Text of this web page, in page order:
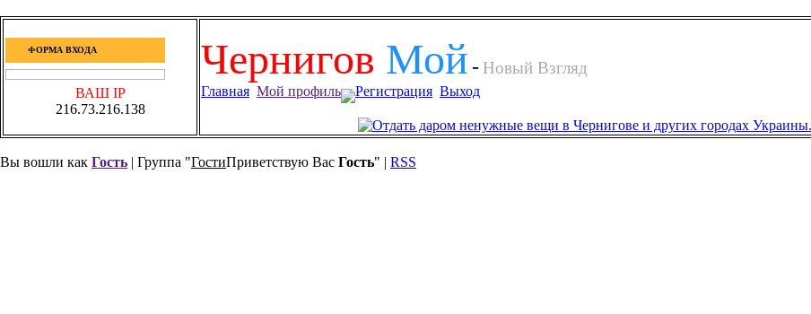
ФОРМА ВХОДА
ВАШ IP
216.73.216.138
Чернигов Мой- Новый Взгляд
Главная Мой профиль Регистрация Выход
Вы вошли как Гость | Группа "ГостиПриветствую Вас Гость" | RSS